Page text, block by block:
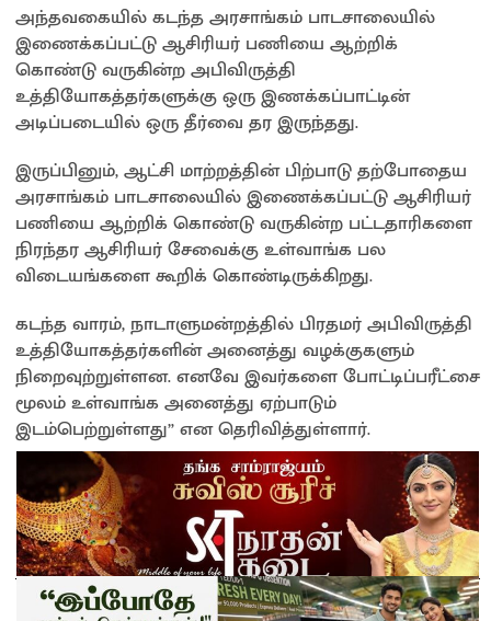
அந்தவகையில் கடந்த அரசாங்கம் பாடசாலையில்
இணைக்கப்பட்டு ஆசிரியர் பணியை ஆற்றிக்
கொண்டு வருகின்ற அபிவிருத்தி
உத்தியோகத்தர்களுக்கு ஒரு இணக்கப்பாட்டின்
அடிப்படையில் ஒரு தீர்வை தர இருந்தது.
இருப்பினும், ஆட்சி மாற்றத்தின் பிற்பாடு தற்போதைய
அரசாங்கம் பாடசாலையில் இணைக்கப்பட்டு ஆசிரியர்
பணியை ஆற்றிக் கொண்டு வருகின்ற பட்டதாரிகளை
நிரந்தர ஆசிரியர் சேவைக்கு உள்வாங்க பல
விடையங்களை கூறிக் கொண்டிருக்கிறது.
கடந்த வாரம், நாடாளுமன்றத்தில் பிரதமர் அபிவிருத்தி
உத்தியோகத்தர்களின் அனைத்து வழக்குகளும்
நிறைவுற்றுள்ளன. எனவே இவர்களை போட்டிப்பரீட்சை
மூலம் உள்வாங்க அனைத்து ஏற்பாடும்
இடம்பெற்றுள்ளது” என தெரிவித்துள்ளார்.